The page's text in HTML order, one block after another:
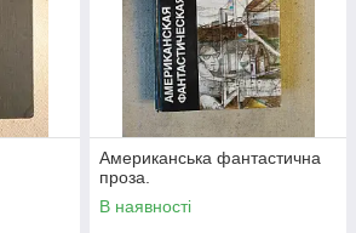
Американська фантастична
проза.
В наявності